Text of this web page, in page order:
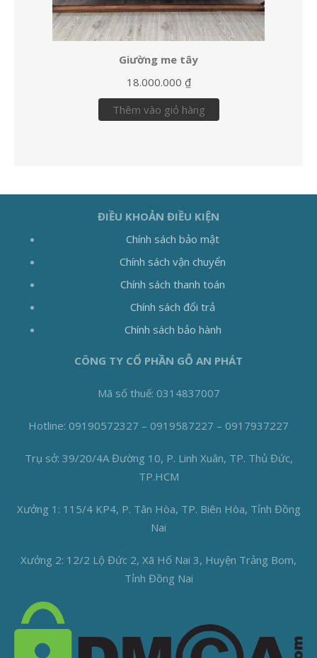
Giường me tây
18.000.000 ₫
Thêm vào giỏ hàng
ĐIỀU KHOẢN ĐIỀU KIỆN
Chính sách bảo mật
Chính sách vận chuyển
Chính sách thanh toán
Chính sách đổi trả
Chính sách bảo hành
CÔNG TY CỔ PHẦN GỖ AN PHÁT
Mã số thuế: 0314837007
Hotline: 09190572327 – 0919587227 – 0917937227
Trụ sở: 39/20/4A Đường 10, P. Linh Xuân, TP. Thủ Đức,
TP.HCM
Xưởng 1: 115/4 KP4, P. Tân Hòa, TP. Biên Hòa, Tỉnh Đồng
Nai
Xưởng 2: 12/2 Lộ Đức 2, Xã Hố Nai 3, Huyện Trảng Bom,
Tỉnh Đồng Nai